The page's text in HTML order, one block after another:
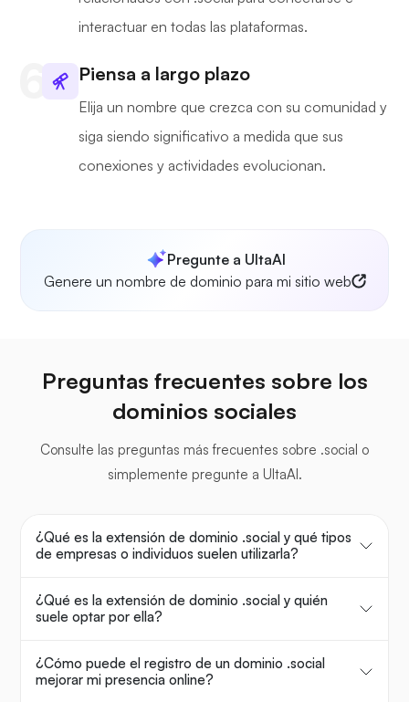
interactuar en todas las plataformas.
Piensa a largo plazo
Elija un nombre que crezca con su comunidad y
siga siendo significativo a medida que sus
conexiones y actividades evolucionan.
Pregunte a UltaAI
Genere un nombre de dominio para mi sitio web
Preguntas frecuentes sobre los
dominios sociales
Consulte las preguntas más frecuentes sobre .social o
simplemente pregunte a UltaAI.
¿Qué es la extensión de dominio .social y qué tipos
de empresas o individuos suelen utilizarla?
¿Qué es la extensión de dominio .social y quién
suele optar por ella?
¿Cómo puede el registro de un dominio .social
mejorar mi presencia online?